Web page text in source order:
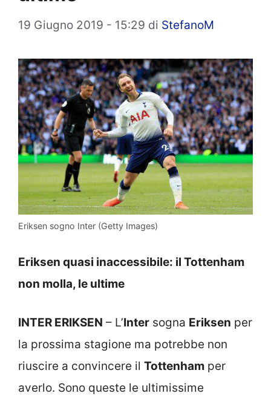
19 Giugno 2019 - 15:29 di StefanoM
Eriksen sogno Inter (Getty Images)
Eriksen quasi inaccessibile: il Tottenham
non molla, le ultime
INTER ERIKSEN – L’Inter sogna Eriksen per
la prossima stagione ma potrebbe non
riuscire a convincere il Tottenham per
averlo. Sono queste le ultimissime